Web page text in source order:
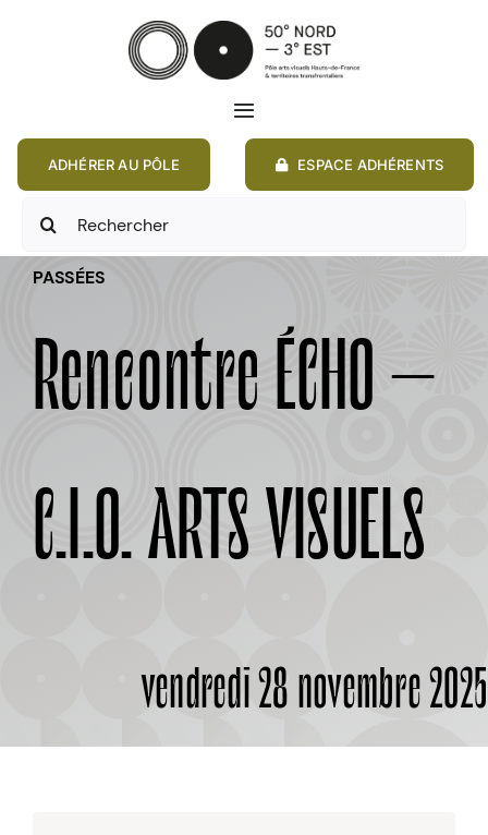
Toggle
Navigation
ANNONCES
À PROPOS
ADHÉRER AU PÔLE ESPACE ADHÉRENTS
Rechercher:
PASSÉES
Rencontre ÉCHO –
C.I.O. ARTS VISUELS
vendredi 28 novembre 2025